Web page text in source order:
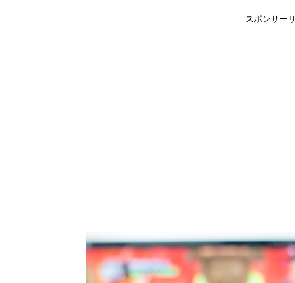
スポンサー